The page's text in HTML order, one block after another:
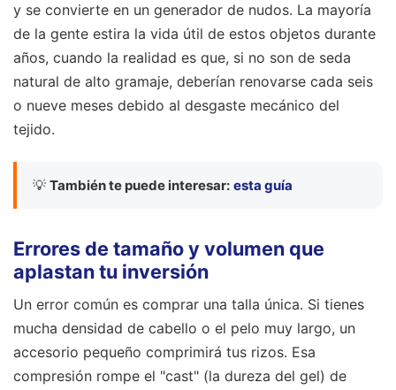
y se convierte en un generador de nudos. La mayoría
de la gente estira la vida útil de estos objetos durante
años, cuando la realidad es que, si no son de seda
natural de alto gramaje, deberían renovarse cada seis
o nueve meses debido al desgaste mecánico del
tejido.
💡 También te puede interesar: esta guía
Errores de tamaño y volumen que
aplastan tu inversión
Un error común es comprar una talla única. Si tienes
mucha densidad de cabello o el pelo muy largo, un
accesorio pequeño comprimirá tus rizos. Esa
compresión rompe el "cast" (la dureza del gel) de